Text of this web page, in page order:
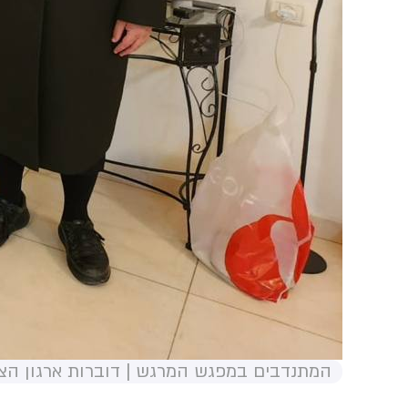
המתנדבים במפגש המרגש | דוברות ארגון